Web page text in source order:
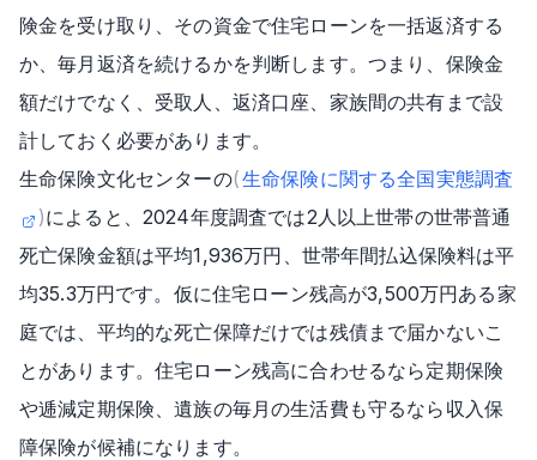
険金を受け取り、その資金で住宅ローンを一括返済する
か、毎月返済を続けるかを判断します。つまり、保険金
額だけでなく、受取人、返済口座、家族間の共有まで設
計しておく必要があります。
生命保険文化センターの(生命保険に関する全国実態調査
)によると、2024年度調査では2人以上世帯の世帯普通
死亡保険金額は平均1,936万円、世帯年間払込保険料は平
均35.3万円です。仮に住宅ローン残高が3,500万円ある家
庭では、平均的な死亡保障だけでは残債まで届かないこ
とがあります。住宅ローン残高に合わせるなら定期保険
や逓減定期保険、遺族の毎月の生活費も守るなら収入保
障保険が候補になります。